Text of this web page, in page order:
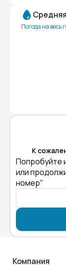
Погода на весь
К
Попробуйте
или
номер"
Компания